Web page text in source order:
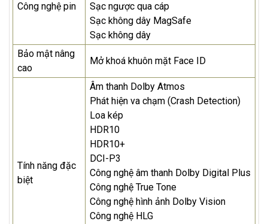
Công nghệ pin
Sạc ngược qua cáp
Sạc không dây MagSafe
Sạc không dây
Bảo mật nâng
cao
Mở khoá khuôn mặt Face ID
Tính năng đặc
biệt
Âm thanh Dolby Atmos
Phát hiện va chạm (Crash Detection)
Loa kép
HDR10
HDR10+
DCI-P3
Công nghệ âm thanh Dolby Digital Plus
Công nghệ True Tone
Công nghệ hình ảnh Dolby Vision
Công nghệ HLG